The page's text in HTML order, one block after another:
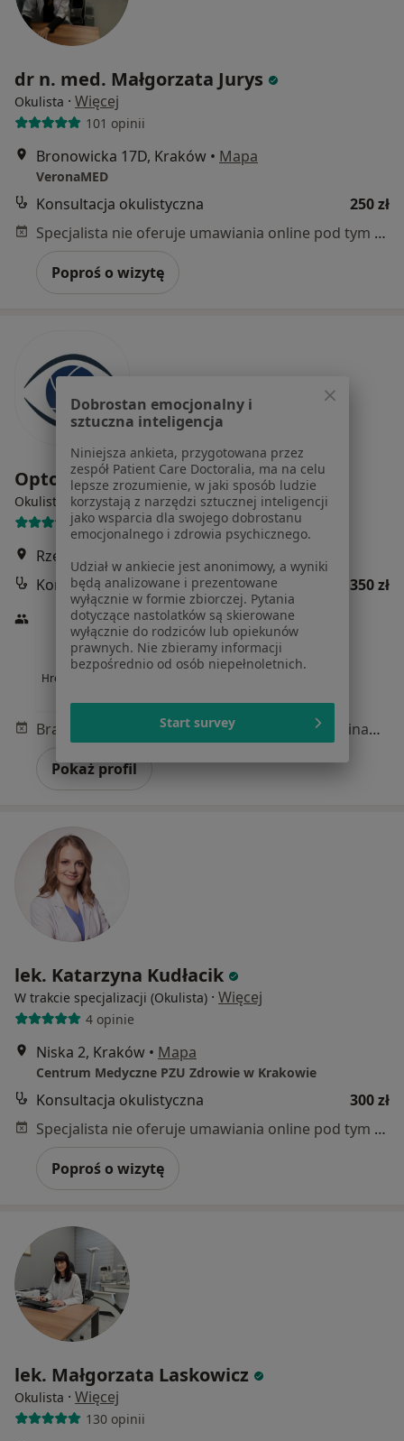
dr n. med. Małgorzata Jurys
Okulista · Więcej
101 opinii
Bronowicka 17D, Kraków • Mapa
VeronaMED
Konsultacja okulistyczna
250 zł
Specjalista nie oferuje umawiania online pod tym adresem.
Poproś o wizytę
Optometrist Katarzyna Sieja
Okulistyka, Optometria, Okulistyka dziecięca
12 opinii
Rzeczna 8/1, Kraków •
Konsultacja okulistyczna
350 zł
lek. Aleksandra
Hrehorowicz-Dewera
Brak dostępnych specjalistów z wolnymi terminami w tym centrum medycznym.
Pokaż profil
lek. Katarzyna Kudłacik
W trakcie specjalizacji (Okulista) · Więcej
4 opinie
Niska 2, Kraków • Mapa
Centrum Medyczne PZU Zdrowie w Krakowie
Konsultacja okulistyczna
300 zł
Specjalista nie oferuje umawiania online pod tym adresem.
Poproś o wizytę
lek. Małgorzata Laskowicz
Okulista · Więcej
130 opinii
Dobrostan emocjonalny i
sztuczna inteligencja
Niniejsza ankieta, przygotowana przez
zespół Patient Care Doctoralia, ma na celu
lepsze zrozumienie, w jaki sposób ludzie
korzystają z narzędzi sztucznej inteligencji
jako wsparcia dla swojego dobrostanu
emocjonalnego i zdrowia psychicznego.
Udział w ankiecie jest anonimowy, a wyniki
będą analizowane i prezentowane
wyłącznie w formie zbiorczej. Pytania
dotyczące nastolatków są skierowane
wyłącznie do rodziców lub opiekunów
prawnych. Nie zbieramy informacji
bezpośrednio od osób niepełnoletnich.
Start survey